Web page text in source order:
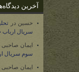
آخرین
حسین در
سریال ارباب
ایمان صاحبی
سوم سریال
ایمان صاحبی